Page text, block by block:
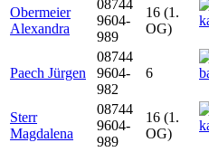
Obermeier
Alexandra
08744
9604-
989
16 (1.
OG)
Paech Jürgen
08744
9604-
982
6
Sterr
Magdalena
08744
9604-
989
16 (1.
OG)